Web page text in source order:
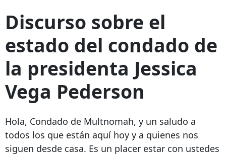
Discurso sobre el
estado del condado de
la presidenta Jessica
Vega Pederson
Hola, Condado de Multnomah, y un saludo a
todos los que están aquí hoy y a quienes nos
siguen desde casa. Es un placer estar con ustedes